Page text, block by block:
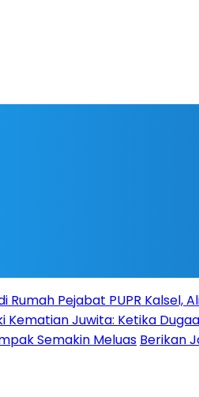
Rumah Pejabat PUPR Kalsel,
Kematian Juwita: Ketika
Semakin Meluas Berikan